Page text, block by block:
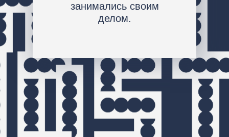
занимались своим
делом.